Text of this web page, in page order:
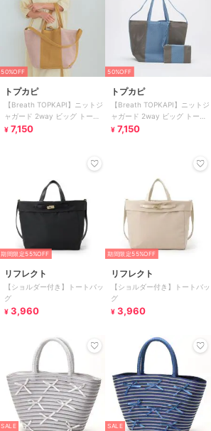
50%OFF
トプカピ
【Breath TOPKAPI】ニットジ
ャガード 2way ビッグ トート
バッグ ポーチ付き
¥ 7,150
50%OFF
トプカピ
【Breath TOPKAPI】ニットジ
ャガード 2way ビッグ トート
バッグ ポーチ付き
¥ 7,150
期間限定55%OFF
リフレクト
【ショルダー付き】トートバッ
グ
¥ 3,960
期間限定55%OFF
リフレクト
【ショルダー付き】トートバッ
グ
¥ 3,960
SALE
SALE